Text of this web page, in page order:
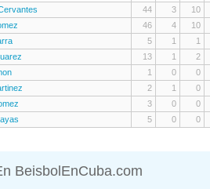
44 3 10
46 4 10
5 1 1
13 1 2
1 0 0
2 1 0
3 0 0
5 0 0
BeisbolEnCuba.com